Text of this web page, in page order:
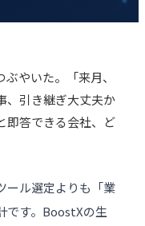
やいた。「来月、
、引き継ぎ大丈夫か
答できる会社、ど
ール選定よりも「業
です。BoostXの生